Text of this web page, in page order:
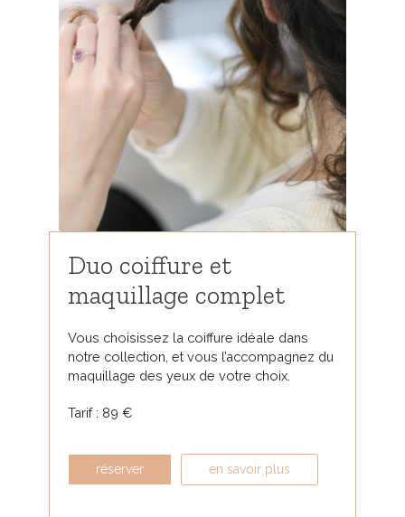
Duo coiffure et
maquillage complet
Vous choisissez la coiffure idéale dans
notre collection, et vous l’accompagnez du
maquillage des yeux de votre choix.
Tarif : 89 €
réserver en savoir plus